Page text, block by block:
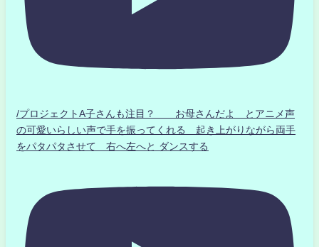
/プロジェクトA子さんも注目？ お母さんだよ とアニメ声
の可愛いらしい声で手を振ってくれる 起き上がりながら両手
をパタパタさせて 右へ左へと ダンスする